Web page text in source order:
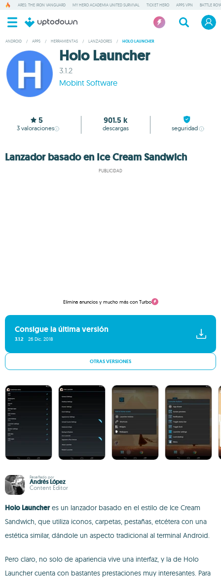
ARES: THE IRON VANGUARD MY HERO ACADEMIA UNITED SURVIVAL TICKET HERO APPS VPN BATTLE
ANDROID / APPS / HERRAMIENTAS / LANZADORES / HOLO LAUNCHER
Holo Launcher
3.1.2
Mobint Software
5
3 valoraciones
901.5 k
descargas seguridad
Lanzador basado en Ice Cream Sandwich
PUBLICIDAD
Elimina anuncios y mucho más con Turbo
Consigue la última versión
3.1.2 26 Dic. 2018
OTRAS VERSIONES
Reseñado por
Andrés López
Content Editor
Holo Launcheres un lanzador basado en el estilo de Ice Cream
Sandwich, que utiliza iconos, carpetas, pestañas, etcétera con una
estética similar, dándole un aspecto tradicional al terminal Android.
Pero claro, no solo de apariencia vive una interfaz, y la de Holo
Launcher cuenta con bastantes prestaciones muy interesantes. Para